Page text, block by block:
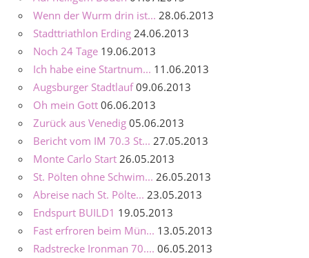
Wenn der Wurm drin ist... 28.06.2013
Stadttriathlon Erding 24.06.2013
Noch 24 Tage 19.06.2013
Ich habe eine Startnum... 11.06.2013
Augsburger Stadtlauf 09.06.2013
Oh mein Gott 06.06.2013
Zurück aus Venedig 05.06.2013
Bericht vom IM 70.3 St... 27.05.2013
Monte Carlo Start 26.05.2013
St. Pölten ohne Schwim... 26.05.2013
Abreise nach St. Pölte... 23.05.2013
Endspurt BUILD1 19.05.2013
Fast erfroren beim Mün... 13.05.2013
Radstrecke Ironman 70.... 06.05.2013